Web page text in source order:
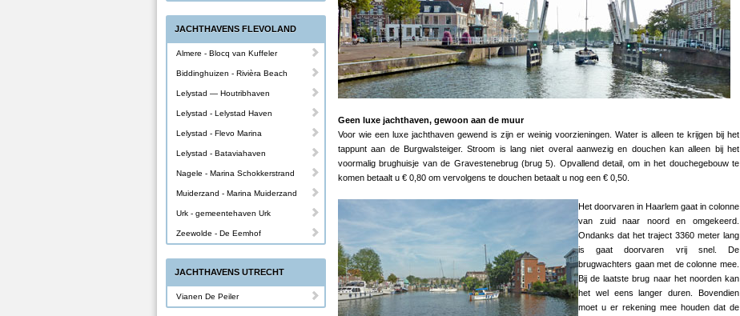
Geen luxe jachthaven, gewoon aan de muur
Voor wie een luxe jachthaven gewend is zijn er weinig voorzieningen. Water is alleen te krijgen bij het
tappunt aan de Burgwalsteiger. Stroom is lang niet overal aanwezig en douchen kan alleen bij het
voormalig brughuisje van de Gravestenebrug (brug 5). Opvallend detail, om in het douchegebouw te
komen betaalt u € 0,80 om vervolgens te douchen betaalt u nog een € 0,50.
Het doorvaren in Haarlem gaat in colonne
van zuid naar noord en omgekeerd.
Ondanks dat het traject 3360 meter lang
is gaat doorvaren vrij snel. De
brugwachters gaan met de colonne mee.
Bij de laatste brug naar het noorden kan
het wel eens langer duren. Bovendien
moet u er rekening mee houden dat de
JACHTHAVENS FLEVOLAND
Almere - Blocq van Kuffeler
Biddinghuizen - Rivièra Beach
Lelystad — Houtribhaven
Lelystad - Lelystad Haven
Lelystad - Flevo Marina
Lelystad - Bataviahaven
Nagele - Marina Schokkerstrand
Muiderzand - Marina Muiderzand
Urk - gemeentehaven Urk
Zeewolde - De Eemhof
JACHTHAVENS UTRECHT
Vianen De Peiler